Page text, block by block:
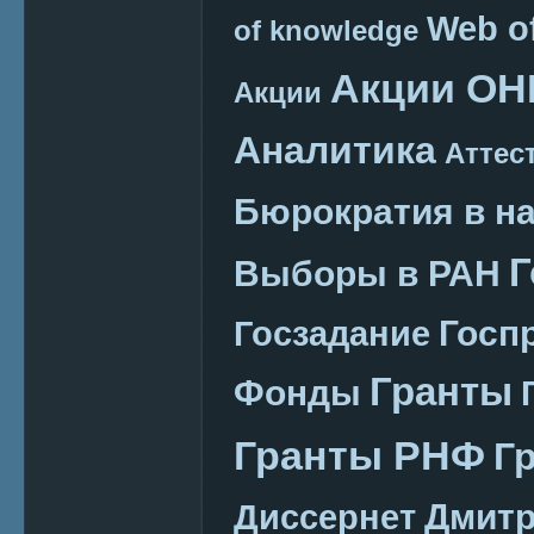
of knowledge Web
Акции Акции
Аналитика
Бюрократия в
Выборы в РАН
Госзадание
Фонды Гранты
Гранты РНФ
Диссернет